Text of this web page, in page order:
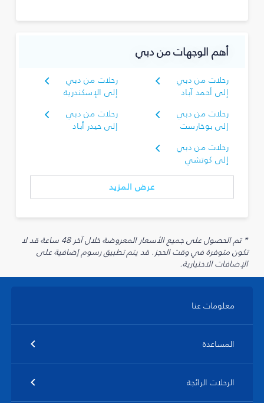
أهم الوجهات من دبي
رحلات من دبي
إلى أحمد آباد
رحلات من دبي
إلى الإسكندرية
رحلات من دبي
إلى بوخارست
رحلات من دبي
إلى حيدر أباد
رحلات من دبي
إلى كوتشي
عرض المزيد
* تم الحصول على جميع الأسعار المعروضة خلال آخر 48 ساعة قد لا
تكون متوفرة في وقت الحجز. قد يتم تطبيق رسوم إضافية على
الإضافات الاختيارية.
معلومات عنا
المساعدة
الرحلات الرائجة